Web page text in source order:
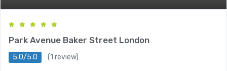
Park Avenue Baker Street London
5.0/5.0 (1 review)